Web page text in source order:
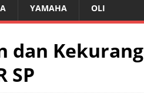
YAMAHA OLI
dan
SP